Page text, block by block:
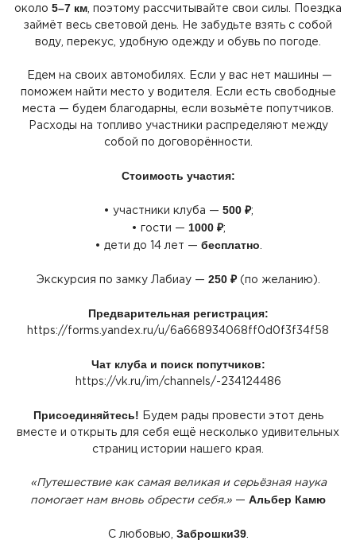
около 5–7 км , поэтому рассчитывайте свои силы. Поездка
займёт весь световой день. Не забудьте взять с собой
воду, перекус, удобную одежду и обувь по погоде.
Едем на своих автомобилях. Если у вас нет машины —
поможем найти место у водителя. Если есть свободные
места — будем благодарны, если возьмёте попутчиков.
Расходы на топливо участники распределяют между
собой по договорённости.
Стоимость участия:
• участники клуба — 500 ₽;
• гости — 1000 ₽;
• дети до 14 лет — бесплатно
Экскурсия по замку Лабиау — 250 ₽ (по желанию).
Предварительная регистрация:
https://forms.yandex.ru/u/6a668934068ff0d0f3f34f58
Чат клуба и поиск попутчиков:
https://vk.ru/im/channels/-234124486
Присоединяйтесь! Будем рады провести этот день
вместе и открыть для себя ещё несколько удивительных
страниц истории нашего края.
«Путешествиекак самая великая и серьёзная наука
помогает нам вновь обрести себя.» — Альбер Камю
С любовью, Заброшки39.